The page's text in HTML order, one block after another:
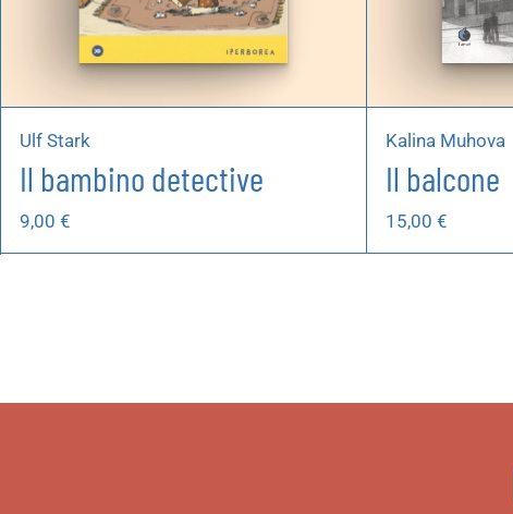
Ulf Stark
Il bambino detective
9,00 €
Kalina Muhova
Il balcone
15,00 €